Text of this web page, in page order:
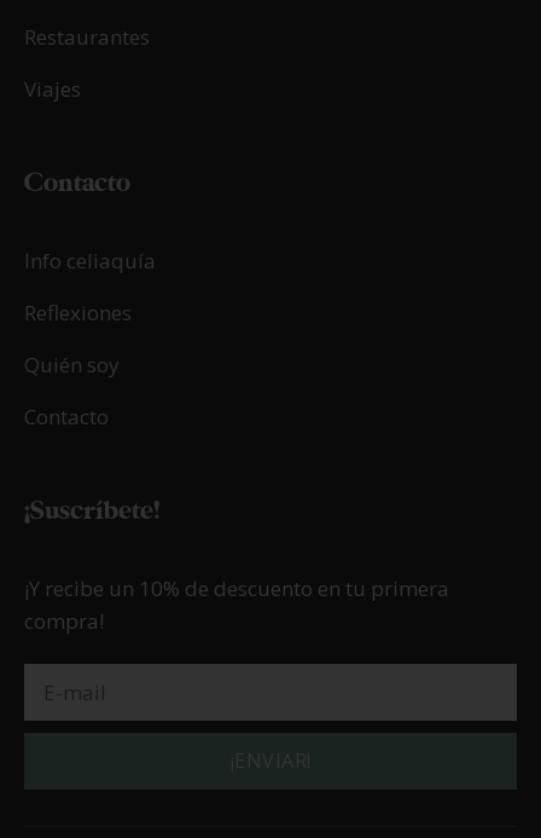
Restaurantes
Viajes
Contacto
Info celiaquía
Reflexiones
Quién soy
Contacto
¡Suscríbete!
¡Y recibe un 10% de descuento en tu primera
compra!
¡ENVIAR!